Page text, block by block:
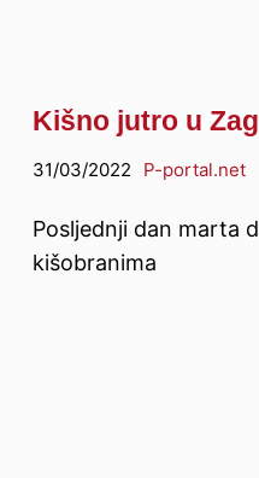
Kišno jutro u
31/03/2022 P-portal.net
Posljednji dan marta
kišobranima